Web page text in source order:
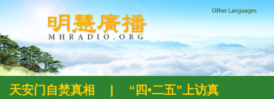
天安门自焚真相
“四•二五”上访真